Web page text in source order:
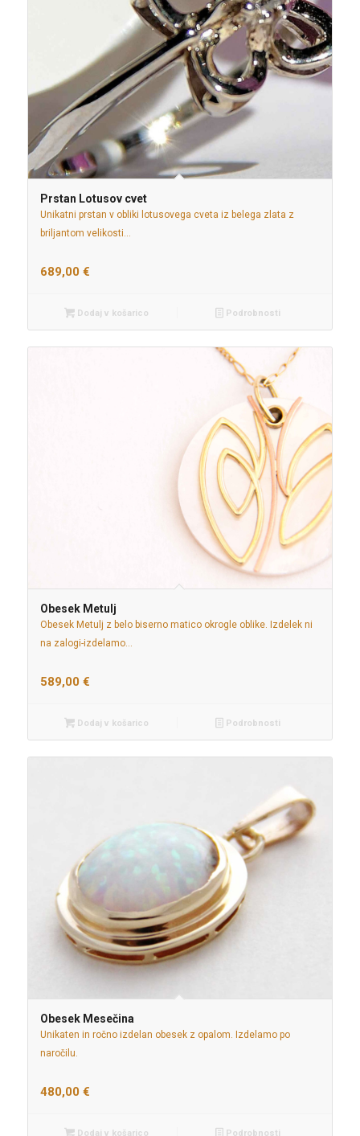
Prstan Lotusov cvet
Unikatni prstan v obliki lotusovega cveta iz belega zlata z
briljantom velikosti…
689,00 €
Dodaj v košarico Podrobnosti
Obesek Metulj
Obesek Metulj z belo biserno matico okrogle oblike. Izdelek ni
na zalogi-izdelamo…
589,00 €
Dodaj v košarico Podrobnosti
Obesek Mesečina
Unikaten in ročno izdelan obesek z opalom. Izdelamo po
naročilu.
480,00 €
Dodaj v košarico Podrobnosti